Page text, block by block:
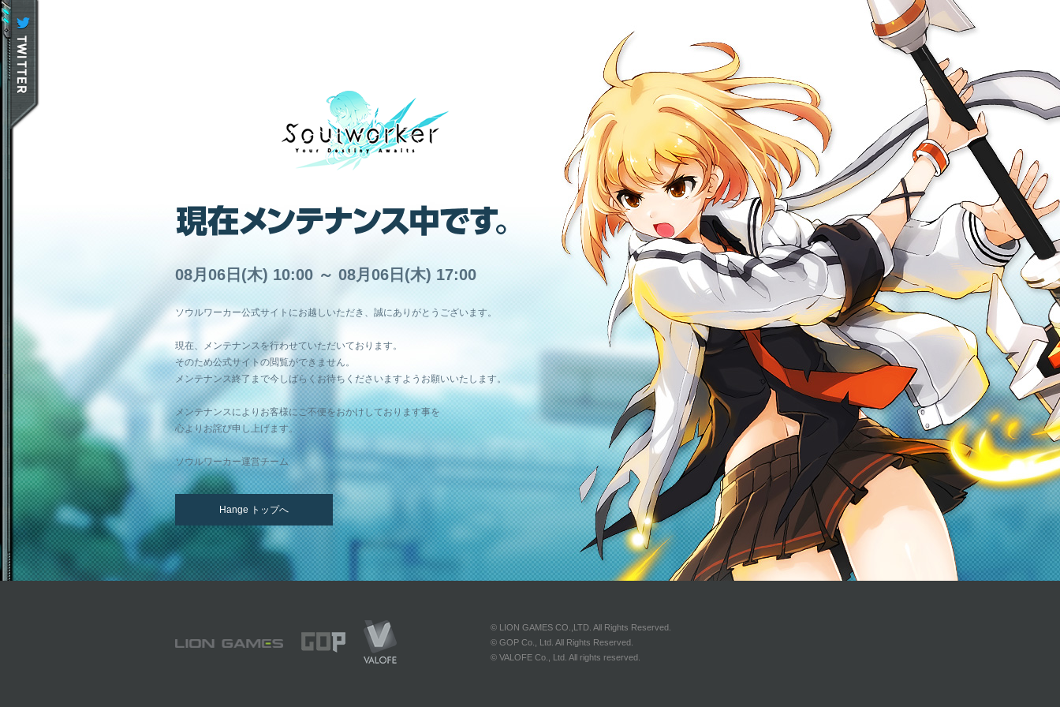
08月06日(木) 10:00 ～ 08月06日(木) 17:00
ソウルワーカー公式サイトにお越しいただき、誠にありがとうございます。
現在、メンテナンスを行わせていただいております。
そのため公式サイトの閲覧ができません。
メンテナンス終了まで今しばらくお待ちくださいますようお願いいたします。
メンテナンスによりお客様にご不便をおかけしております事を
心よりお詫び申し上げます。
ソウルワーカー運営チーム
Hange トップへ
© LION GAMES CO.,LTD. All Rights Reserved.
© GOP Co., Ltd. All Rights Reserved.
© VALOFE Co., Ltd. All rights reserved.